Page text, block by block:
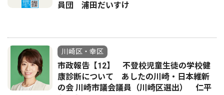
員団 浦田だいすけ
川崎区・幸区
市政報告【12】 不登校児童生徒の学校健
康診断について あしたの川崎・日本維新
の会 川崎市議会議員（川崎区選出） 仁平